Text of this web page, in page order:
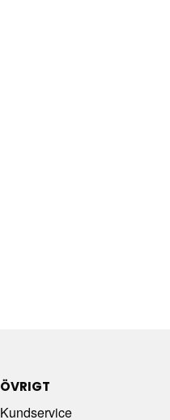
ÖVRIGT
Kundservice